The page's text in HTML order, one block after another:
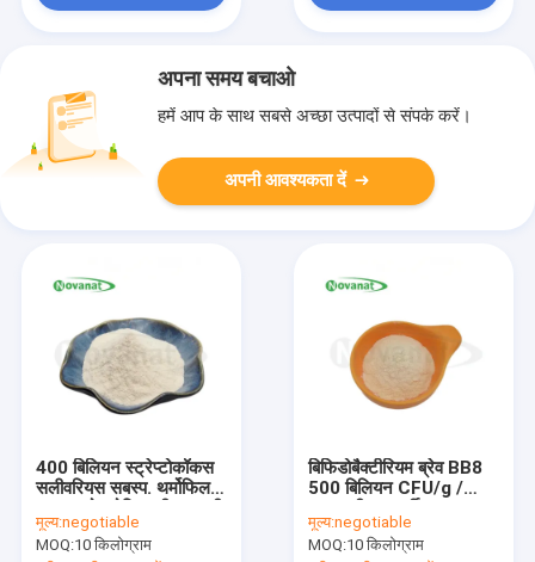
अपना समय बचाओ
हमें आप के साथ सबसे अच्छा उत्पादों से संपर्क करें।
अपनी आवश्यकता दें
400 बिलियन स्ट्रेप्टोकॉकस
सलीवरियस सबस्प. थर्मोफिलस
शाकाहारी मुक्त एलर्जी
मूल्य:negotiable
MOQ:10 किलोग्राम
बिफिडोबैक्टीरियम ब्रेव BB8
500 बिलियन CFU/g /
ग्लूटेन मुक्त / डेयरी मुक्त
मूल्य:negotiable
MOQ:10 किलोग्राम